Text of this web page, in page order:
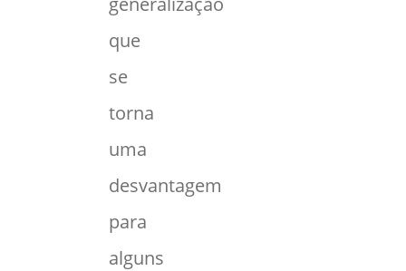
que
se
torna
uma
desvantagem
para
alguns